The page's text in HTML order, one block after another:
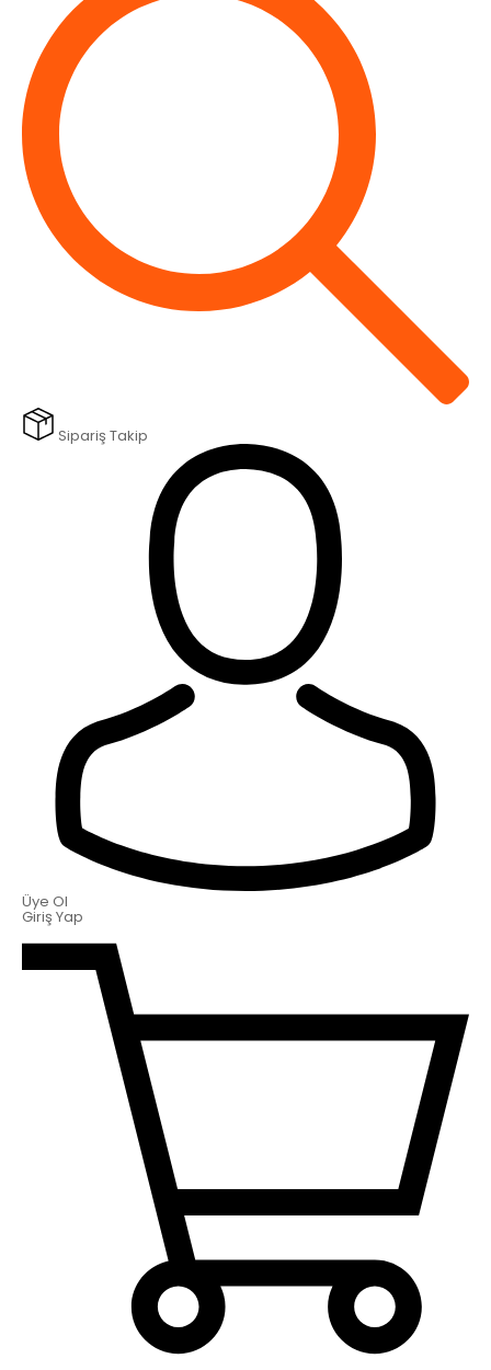
Sipariş Takip
Üye Ol
Giriş Yap